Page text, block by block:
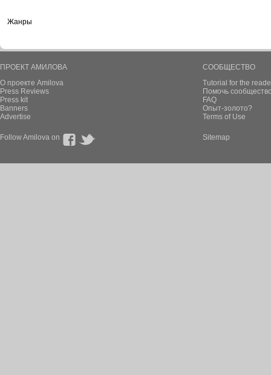
Жанры
ПРОЕКТ АМИЛОВА
О проекте Amilova
Press Reviews
Press kit
Banners
Advertise
СООБЩЕСТВО
Tutorial for the
Помочь
FAQ
Опыт-золото?
Terms of Use
Follow Amilova on Sitemap